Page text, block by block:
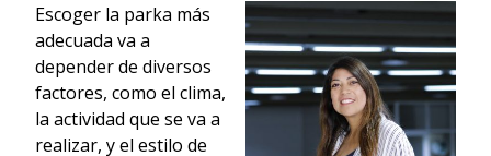
Escoger la parka más
adecuada va a
depender de diversos
factores, como el clima,
la actividad que se va a
realizar, y el estilo de